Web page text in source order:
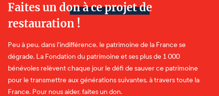
Faites un don à ce projet de
restauration !
Peu à peu, dans l'indifférence, le patrimoine de la France se
dégrade. La Fondation du patrimoine et ses plus de 1 000
bénévoles relèvent chaque jour le défi de sauver ce patrimoine
pour le transmettre aux générations suivantes, à travers toute la
France. Pour nous aider, faites un don.